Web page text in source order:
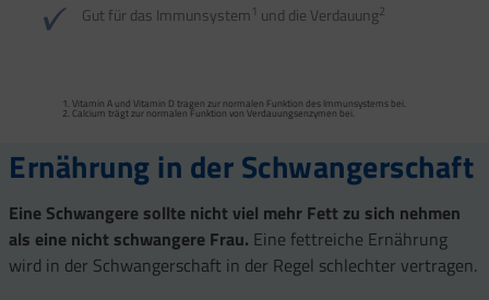
Gut für das Immunsystem 1 und die Verdauung2
Vitamin A und Vitamin D tragen zur normalen Funktion des Immunsystems bei.
Calcium trägt zur normalen Funktion von Verdauungs­enzymen bei.
Ernährung in der Schwangerschaft
Eine Schwangere sollte nicht viel mehr Fett zu sich nehmen
als eine nicht schwangere Frau. Eine fettreiche Ernährung
wird in der Schwangerschaft in der Regel schlechter vertragen.